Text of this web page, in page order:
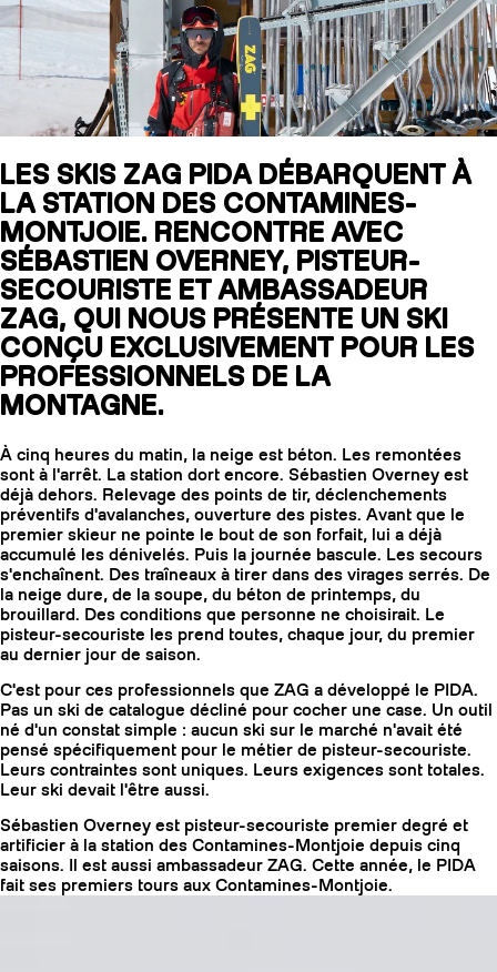
SLAP 104
LITE
SLAP 92
UBAC 102
COUTEAUX
LES SKIS ZAG PIDA DÉBARQUENT À
LA STATION DES CONTAMINES-
MONTJOIE. RENCONTRE AVEC
SÉBASTIEN OVERNEY, PISTEUR-
SECOURISTE ET AMBASSADEUR
ZAG, QUI NOUS PRÉSENTE UN SKI
CONÇU EXCLUSIVEMENT POUR LES
PROFESSIONNELS DE LA
MONTAGNE.
À cinq heures du matin, la neige est béton. Les remontées
sont à l'arrêt. La station dort encore. Sébastien Overney est
déjà dehors. Relevage des points de tir, déclenchements
préventifs d'avalanches, ouverture des pistes. Avant que le
premier skieur ne pointe le bout de son forfait, lui a déjà
accumulé les dénivelés. Puis la journée bascule. Les secours
s'enchaînent. Des traîneaux à tirer dans des virages serrés. De
la neige dure, de la soupe, du béton de printemps, du
brouillard. Des conditions que personne ne choisirait. Le
pisteur-secouriste les prend toutes, chaque jour, du premier
au dernier jour de saison.
C'est pour ces professionnels que ZAG a développé le PIDA.
Pas un ski de catalogue décliné pour cocher une case. Un outil
né d'un constat simple : aucun ski sur le marché n'avait été
pensé spécifiquement pour le métier de pisteur-secouriste.
Leurs contraintes sont uniques. Leurs exigences sont totales.
Leur ski devait l'être aussi.
Sébastien Overney est pisteur-secouriste premier degré et
artificier à la station des Contamines-Montjoie depuis cinq
saisons. Il est aussi ambassadeur ZAG. Cette année, le PIDA
fait ses premiers tours aux Contamines-Montjoie.